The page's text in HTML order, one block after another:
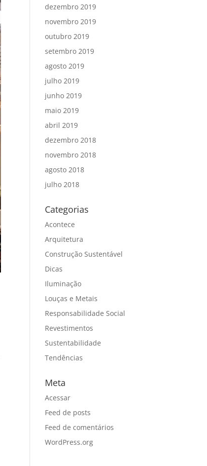
dezembro 2019
novembro 2019
outubro 2019
setembro 2019
agosto 2019
julho 2019
junho 2019
maio 2019
abril 2019
dezembro 2018
novembro 2018
agosto 2018
julho 2018
Categorias
Acontece
Arquitetura
Construção Sustentável
Dicas
Iluminação
Louças e Metais
Responsabilidade Social
Revestimentos
Sustentabilidade
Tendências
Meta
Acessar
Feed de posts
Feed de comentários
WordPress.org